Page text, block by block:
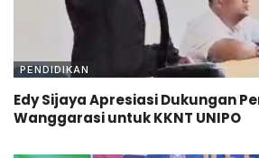
PENDIDIKAN
Edy Sijaya Apresiasi Dukungan
Wanggarasi untuk KKNT UNIPO